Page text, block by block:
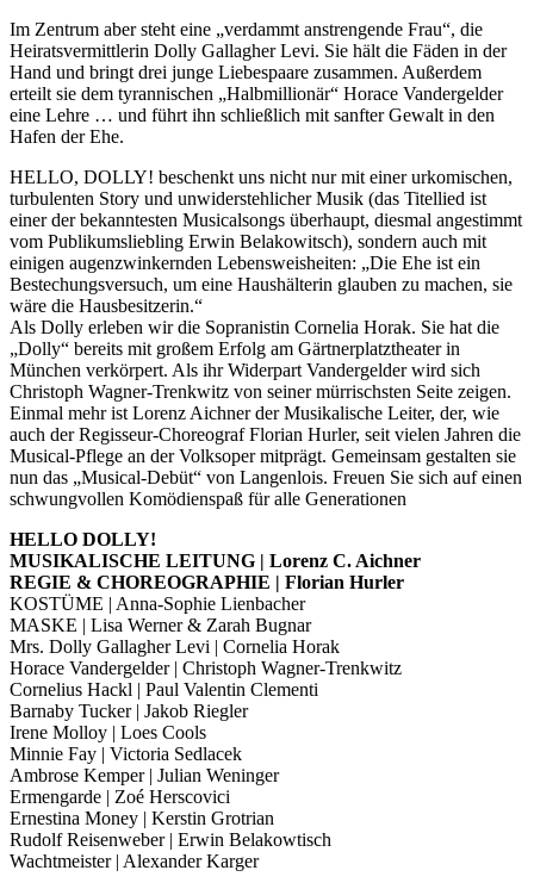
Im Zentrum aber steht eine „verdammt anstrengende Frau“, die
Heiratsvermittlerin Dolly Gallagher Levi. Sie hält die Fäden in der
Hand und bringt drei junge Liebespaare zusammen. Außerdem
erteilt sie dem tyrannischen „Halbmillionär“ Horace Vandergelder
eine Lehre … und führt ihn schließlich mit sanfter Gewalt in den
Hafen der Ehe.
HELLO, DOLLY! beschenkt uns nicht nur mit einer urkomischen,
turbulenten Story und unwiderstehlicher Musik (das Titellied ist
einer der bekanntesten Musicalsongs überhaupt, diesmal angestimmt
vom Publikumsliebling Erwin Belakowitsch), sondern auch mit
einigen augenzwinkernden Lebensweisheiten: „Die Ehe ist ein
Bestechungsversuch, um eine Haushälterin glauben zu machen, sie
wäre die Hausbesitzerin.“
Als Dolly erleben wir die Sopranistin Cornelia Horak. Sie hat die
„Dolly“ bereits mit großem Erfolg am Gärtnerplatztheater in
München verkörpert. Als ihr Widerpart Vandergelder wird sich
Christoph Wagner-Trenkwitz von seiner mürrischsten Seite zeigen.
Einmal mehr ist Lorenz Aichner der Musikalische Leiter, der, wie
auch der Regisseur-Choreograf Florian Hurler, seit vielen Jahren die
Musical-Pflege an der Volksoper mitprägt. Gemeinsam gestalten sie
nun das „Musical-Debüt“ von Langenlois. Freuen Sie sich auf einen
schwungvollen Komödienspaß für alle Generationen
HELLO DOLLY!
MUSIKALISCHE LEITUNG | Lorenz C. Aichner
REGIE & CHOREOGRAPHIE | Florian Hurler
KOSTÜME | Anna-Sophie Lienbacher
MASKE | Lisa Werner & Zarah Bugnar
Mrs. Dolly Gallagher Levi | Cornelia Horak
Horace Vandergelder | Christoph Wagner-Trenkwitz
Cornelius Hackl | Paul Valentin Clementi
Barnaby Tucker | Jakob Riegler
Irene Molloy | Loes Cools
Minnie Fay | Victoria Sedlacek
Ambrose Kemper | Julian Weninger
Ermengarde | Zoé Herscovici
Ernestina Money | Kerstin Grotrian
Rudolf Reisenweber | Erwin Belakowtisch
Wachtmeister | Alexander Karger